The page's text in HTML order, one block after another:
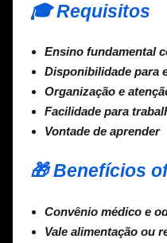
🎓 Requisitos
Ensino fundamental
Disponibilidade para
Organização e
Facilidade para
Vontade de aprender
🎁 Benefícios
Convênio médico e
Vale alimentação ou